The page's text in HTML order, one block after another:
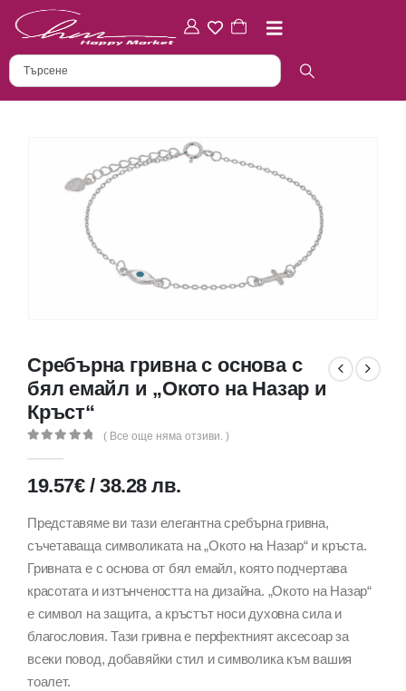
Сребърна гривна с основа с
бял емайл и „Окото на Назар и
Кръст“
( Все още няма отзиви. )
19.57€ /38.28лв.
Представяме ви тази елегантна сребърна гривна,
съчетаваща символиката на „Окото на Назар“ и кръста.
Гривната е с основа от бял емайл, която подчертава
красотата и изтънчеността на дизайна. „Окото на Назар“
е символ на защита, а кръстът носи духовна сила и
благословия. Тази гривна е перфектният аксесоар за
всеки повод, добавяйки стил и символика към вашия
тоалет.